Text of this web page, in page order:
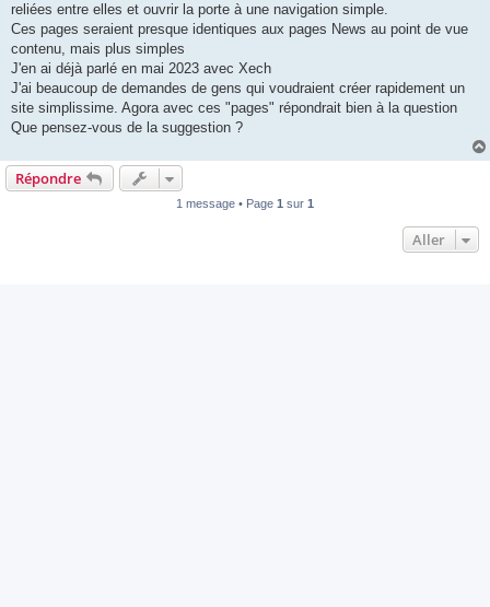
reliées entre elles et ouvrir la porte à une navigation simple.
Ces pages seraient presque identiques aux pages News au point de vue
contenu, mais plus simples
J'en ai déjà parlé en mai 2023 avec Xech
J'ai beaucoup de demandes de gens qui voudraient créer rapidement un
site simplissime. Agora avec ces "pages" répondrait bien à la question
Que pensez-vous de la suggestion ?
Répondre
1 message • Page 1 sur 1
Aller